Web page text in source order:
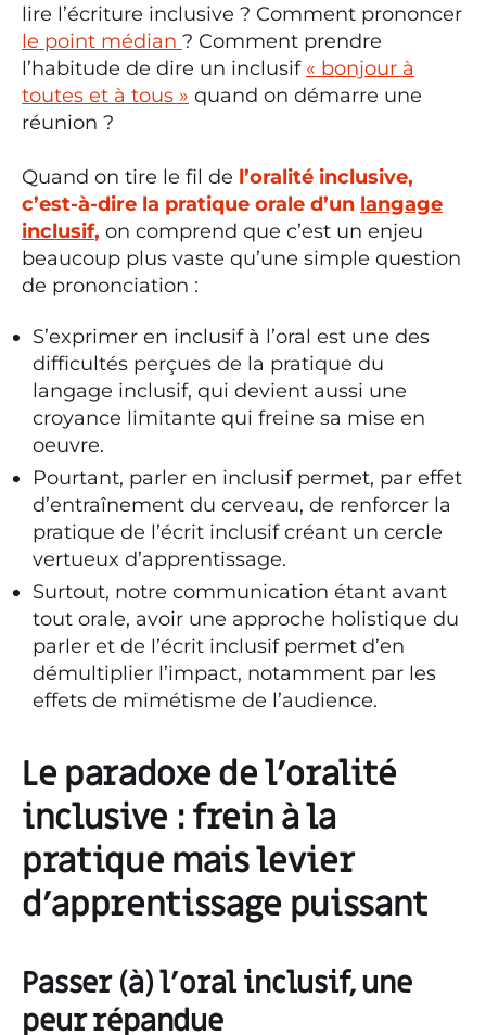
lire l’écriture inclusive ? Comment prononcer
le point médian ? Comment prendre
l’habitude de dire un inclusif « bonjour à
toutes et à tous » quand on démarre une
réunion ?
Quand on tire le fil de l’oralité inclusive,
c’est-à-dire la pratique orale d’un langage
inclusif, on comprend que c’est un enjeu
beaucoup plus vaste qu’une simple question
de prononciation :
S’exprimer en inclusif à l’oral est une des
difficultés perçues de la pratique du
langage inclusif, qui devient aussi une
croyance limitante qui freine sa mise en
oeuvre.
Pourtant, parler en inclusif permet, par effet
d’entraînement du cerveau, de renforcer la
pratique de l’écrit inclusif créant un cercle
vertueux d’apprentissage.
Surtout, notre communication étant avant
tout orale, avoir une approche holistique du
parler et de l’écrit inclusif permet d’en
démultiplier l’impact, notamment par les
effets de mimétisme de l’audience.
Le paradoxe de l’oralité
inclusive : frein à la
pratique mais levier
d’apprentissage puissant
Passer (à) l’oral inclusif, une
peur répandue